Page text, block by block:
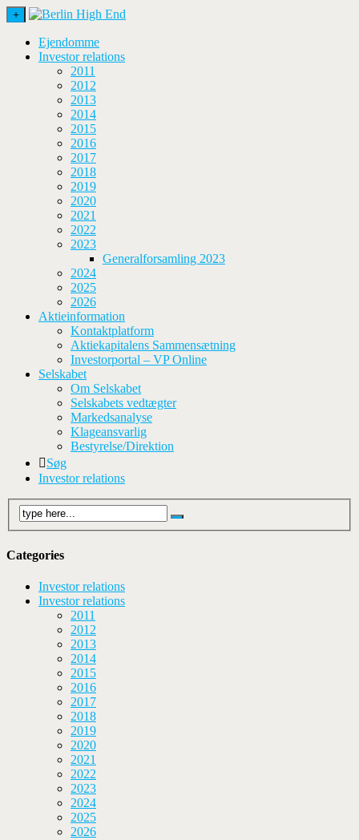
+
Ejendomme
Investor relations
2011
2012
2013
2014
2015
2016
2017
2018
2019
2020
2021
2022
2023
Generalforsamling 2023
2024
2025
2026
Aktieinformation
Kontaktplatform
Aktiekapitalens Sammensætning
Investorportal – VP Online
Selskabet
Om Selskabet
Selskabets vedtægter
Markedsanalyse
Klageansvarlig
Bestyrelse/Direktion
Søg
Investor relations
Categories
Investor relations
Investor relations
2011
2012
2013
2014
2015
2016
2017
2018
2019
2020
2021
2022
2023
2024
2025
2026